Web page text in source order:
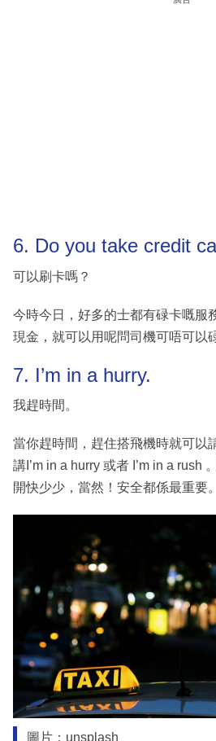
6. Do you take credit
可以刷卡嗎？
今時今日，好多的士都有碌卡嘅服
現金，就可以用呢問司機可唔可以
7. I’m in a hurry.
我趕時間。
當你趕時間，趕住搭飛機時就可以
講I’m in a hurry 或者 I’m in a rush
開快少少，當然！安全都係最重要。
圖片：unsplash